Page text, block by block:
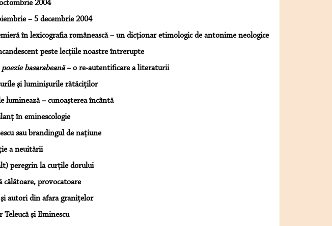
2004
– 5 decembrie 2004
în lexicografia românească – un dicţionar etimologic de antonime neologice
peste lecţiile noastre întrerupte
basarabeană– o re-autentificare a literaturii
şi luminişurile rătăciţilor
luminează – cunoaşterea încântă
în eminescologie
sau brandingul de naţiune
a neuitării
peregrin la curţile dorului
călătoare, provocatoare
autori din afara graniţelor
Teleucă şi Eminescu